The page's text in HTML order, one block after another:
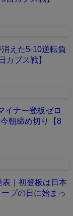
えた5-10逆転負
カブス戦】
イナー登板ゼロ
朝締め切り【8
表｜初登板は日本
プの日に始まっ